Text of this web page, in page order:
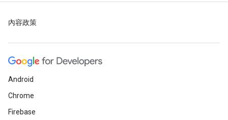
內容政策
Android
Chrome
Firebase